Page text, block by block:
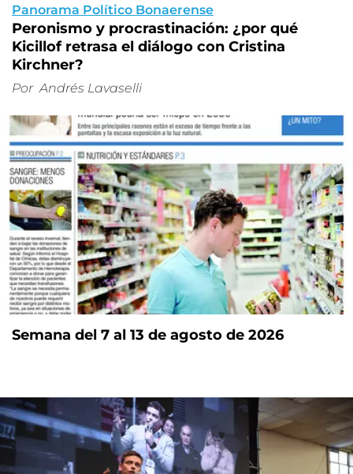
Panorama Político Bonaerense
Peronismo y procrastinación: ¿por qué
Kicillof retrasa el diálogo con Cristina
Kirchner?
Por Andrés Lavaselli
Semana del 7 al 13 de agosto de 2026